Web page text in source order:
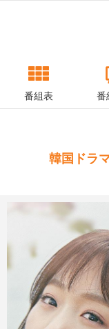
番組表 番
韓国ドラ